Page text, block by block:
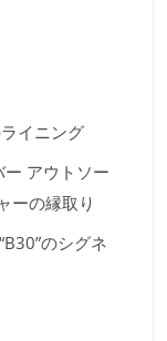
イニング
アウトソー
ーの縁取り
のシグネ